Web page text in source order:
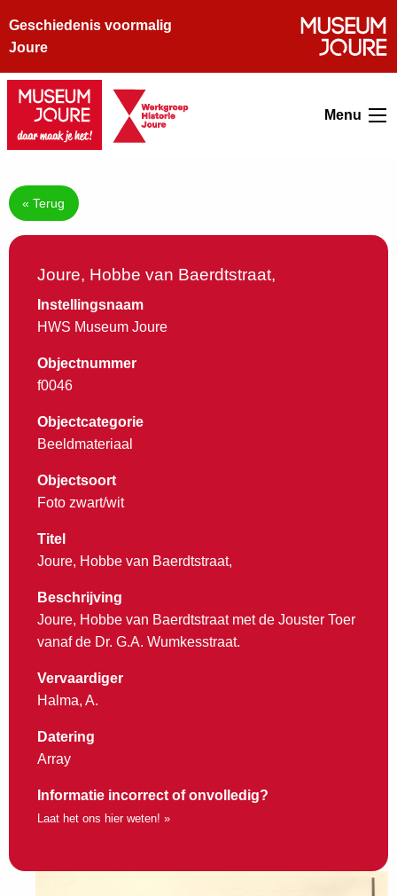
Geschiedenis voormalig
Joure
Menu
« Terug
Joure, Hobbe van Baerdtstraat,
Instellingsnaam
HWS Museum Joure
Objectnummer
f0046
Objectcategorie
Beeldmateriaal
Objectsoort
Foto zwart/wit
Titel
Joure, Hobbe van Baerdtstraat,
Beschrijving
Joure, Hobbe van Baerdtstraat met de Jouster Toer
vanaf de Dr. G.A. Wumkesstraat.
Vervaardiger
Halma, A.
Datering
Array
Informatie incorrect of onvolledig?
Laat het ons hier weten! »